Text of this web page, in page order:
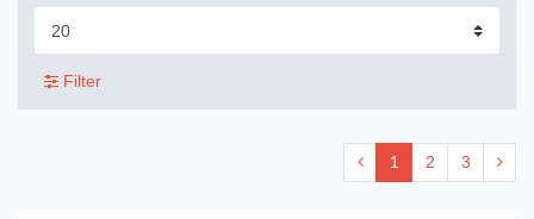
Filter
1 2 3